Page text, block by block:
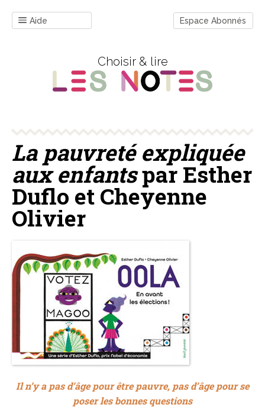
Aide Espace Abonnés
Choisir & lire
La pauvreté expliquée
aux enfantspar Esther
Duflo et Cheyenne
Olivier
Il n’y a pas d’âge pour être pauvre, pas d’âge pour se
poser les bonnes questions